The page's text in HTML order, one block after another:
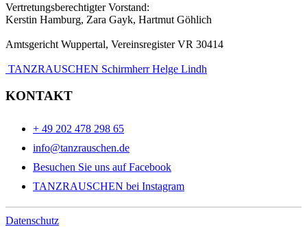
Vertretungsberechtigter Vorstand:
Kerstin Hamburg, Zara Gayk, Hartmut Göhlich
Amtsgericht Wuppertal, Vereinsregister VR 30414
TANZRAUSCHEN Schirmherr Helge Lindh
KONTAKT
+ 49 202 478 298 65
info@tanzrauschen.de
Besuchen Sie uns auf Facebook
TANZRAUSCHEN bei Instagram
Datenschutz